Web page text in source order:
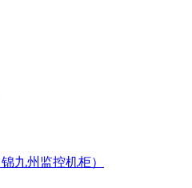
九州监控机柜）